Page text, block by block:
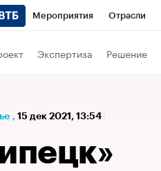
Мероприятия Отрасли
Экспертиза Решение
, 15 дек 2021, 13:54